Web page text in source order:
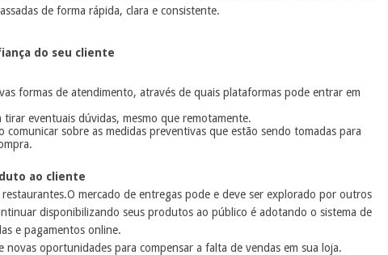
de forma rápida, clara e consistente.
do seu cliente
formas de atendimento, através de quais plataformas pode entrar em
eventuais dúvidas, mesmo que remotamente.
comunicar sobre as medidas preventivas que estão sendo tomadas para
ao cliente
mercado de entregas pode e deve ser explorado por outros
disponibilizando seus produtos ao público é adotando o sistema de
e pagamentos online.
novas oportunidades para compensar a falta de vendas em sua loja.